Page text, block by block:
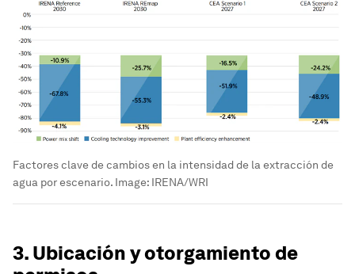
Factores clave de cambios en la intensidad de la extracción de
agua por escenario. Image: IRENA/WRI
3. Ubicación y otorgamiento de